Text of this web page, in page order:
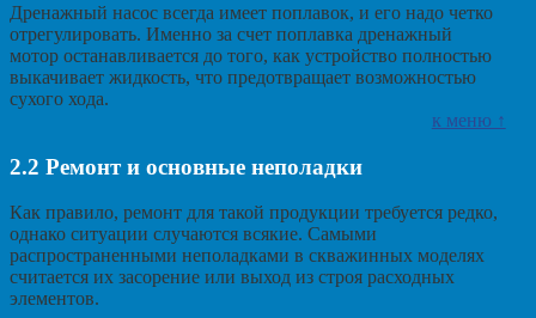
Дренажный насос всегда имеет поплавок, и его надо четко
отрегулировать. Именно за счет поплавка дренажный
мотор останавливается до того, как устройство полностью
выкачивает жидкость, что предотвращает возможностью
сухого хода.
к меню ↑
2.2 Ремонт и основные неполадки
Как правило, ремонт для такой продукции требуется редко,
однако ситуации случаются всякие. Самыми
распространенными неполадками в скважинных моделях
считается их засорение или выход из строя расходных
элементов.